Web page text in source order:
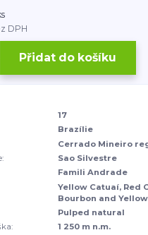
DPH
Přidat do košíku
17
Brazílie
Cerrado Mineiro
Sao Silvestre
Famili Andrade
Yellow Catuaí, Red
Bourbon and
Pulped natural
1 250 m n.m.